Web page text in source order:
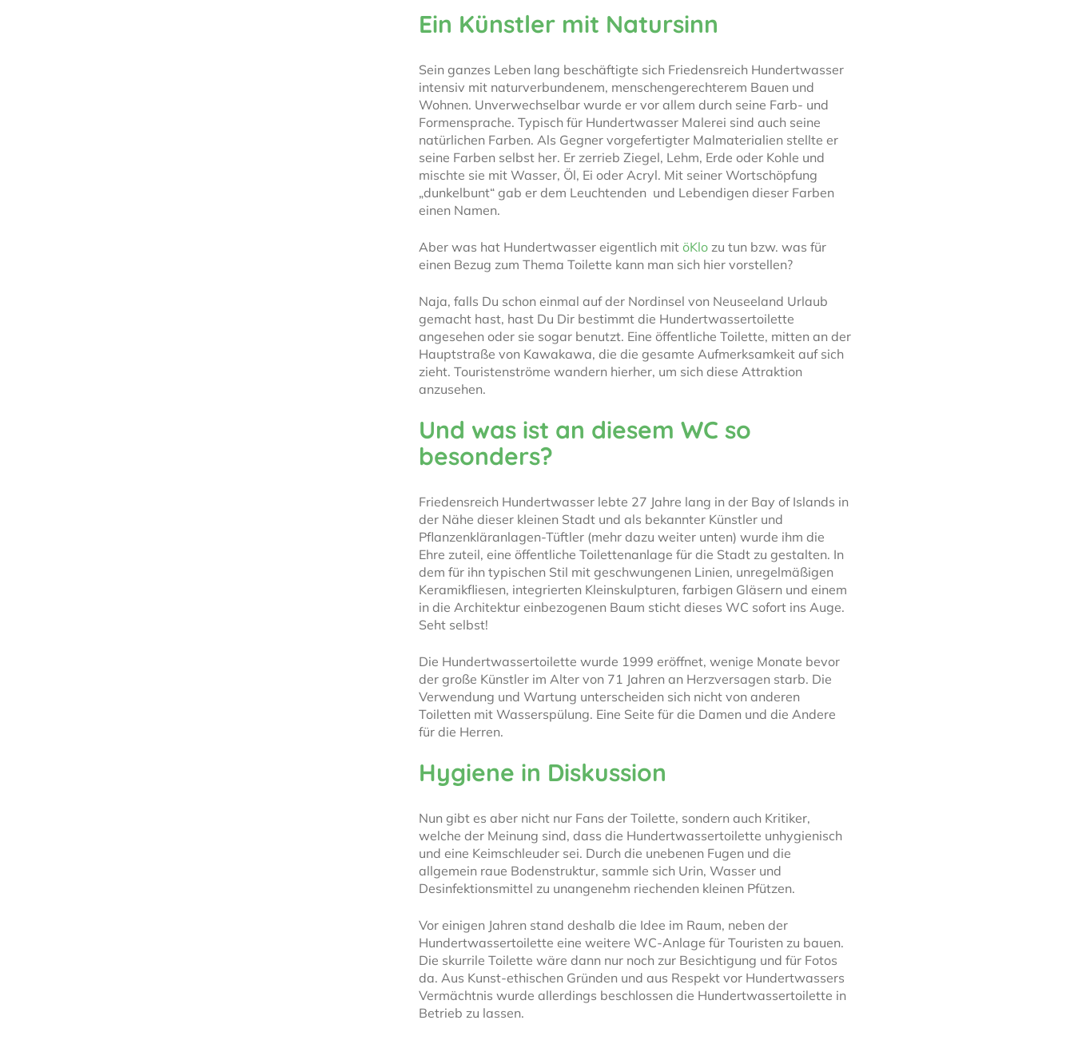
Ein Künstler mit Natursinn
Sein ganzes Leben lang beschäftigte sich Friedensreich Hundertwasser
intensiv mit naturverbundenem, menschengerechterem Bauen und
Wohnen. Unverwechselbar wurde er vor allem durch seine Farb- und
Formensprache. Typisch für Hundertwasser Malerei sind auch seine
natürlichen Farben. Als Gegner vorgefertigter Malmaterialien stellte er
seine Farben selbst her. Er zerrieb Ziegel, Lehm, Erde oder Kohle und
mischte sie mit Wasser, Öl, Ei oder Acryl. Mit seiner Wortschöpfung
„dunkelbunt“ gab er dem Leuchtenden und Lebendigen dieser Farben
einen Namen.
Aber was hat Hundertwasser eigentlich mit öKlozu tun bzw. was für
einen Bezug zum Thema Toilette kann man sich hier vorstellen?
Naja, falls Du schon einmal auf der Nordinsel von Neuseeland Urlaub
gemacht hast, hast Du Dir bestimmt die Hundertwassertoilette
angesehen oder sie sogar benutzt. Eine öffentliche Toilette, mitten an der
Hauptstraße von Kawakawa, die die gesamte Aufmerksamkeit auf sich
zieht. Touristenströme wandern hierher, um sich diese Attraktion
anzusehen.
Und was ist an diesem WC so
besonders?
Friedensreich Hundertwasser lebte 27 Jahre lang in der Bay of Islands in
der Nähe dieser kleinen Stadt und als bekannter Künstler und
Pflanzenkläranlagen-Tüftler (mehr dazu weiter unten) wurde ihm die
Ehre zuteil, eine öffentliche Toilettenanlage für die Stadt zu gestalten. In
dem für ihn typischen Stil mit geschwungenen Linien, unregelmäßigen
Keramikfliesen, integrierten Kleinskulpturen, farbigen Gläsern und einem
in die Architektur einbezogenen Baum sticht dieses WC sofort ins Auge.
Seht selbst!
Die Hundertwassertoilette wurde 1999 eröffnet, wenige Monate bevor
der große Künstler im Alter von 71 Jahren an Herzversagen starb. Die
Verwendung und Wartung unterscheiden sich nicht von anderen
Toiletten mit Wasserspülung. Eine Seite für die Damen und die Andere
für die Herren.
Hygiene in Diskussion
Nun gibt es aber nicht nur Fans der Toilette, sondern auch Kritiker,
welche der Meinung sind, dass die Hundertwassertoilette unhygienisch
und eine Keimschleuder sei. Durch die unebenen Fugen und die
allgemein raue Bodenstruktur, sammle sich Urin, Wasser und
Desinfektionsmittel zu unangenehm riechenden kleinen Pfützen.
Vor einigen Jahren stand deshalb die Idee im Raum, neben der
Hundertwassertoilette eine weitere WC-Anlage für Touristen zu bauen.
Die skurrile Toilette wäre dann nur noch zur Besichtigung und für Fotos
da. Aus Kunst-ethischen Gründen und aus Respekt vor Hundertwassers
Vermächtnis wurde allerdings beschlossen die Hundertwassertoilette in
Betrieb zu lassen.